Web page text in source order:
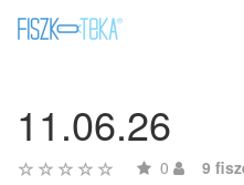
11.06.26
0 9